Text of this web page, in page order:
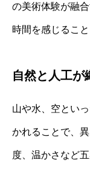
の美術体験が融
時間を感じるこ
自然と人工が
山や水、空とい
かれることで、
度、温かさなど